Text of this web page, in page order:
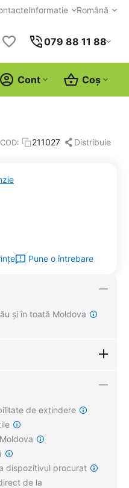
Informatie Română
079 88 11 88
Coș
Cont
COD: 211027 Distribuie
Pune o întrebare
și în toată Moldova
de extindere
dispozitivul procurat
de la